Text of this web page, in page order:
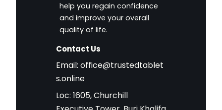
help you regain confidence
and improve your overall
quality of life.
Contact Us
Email: office@trustedtablet
s.online
Loc: 1605, Churchill